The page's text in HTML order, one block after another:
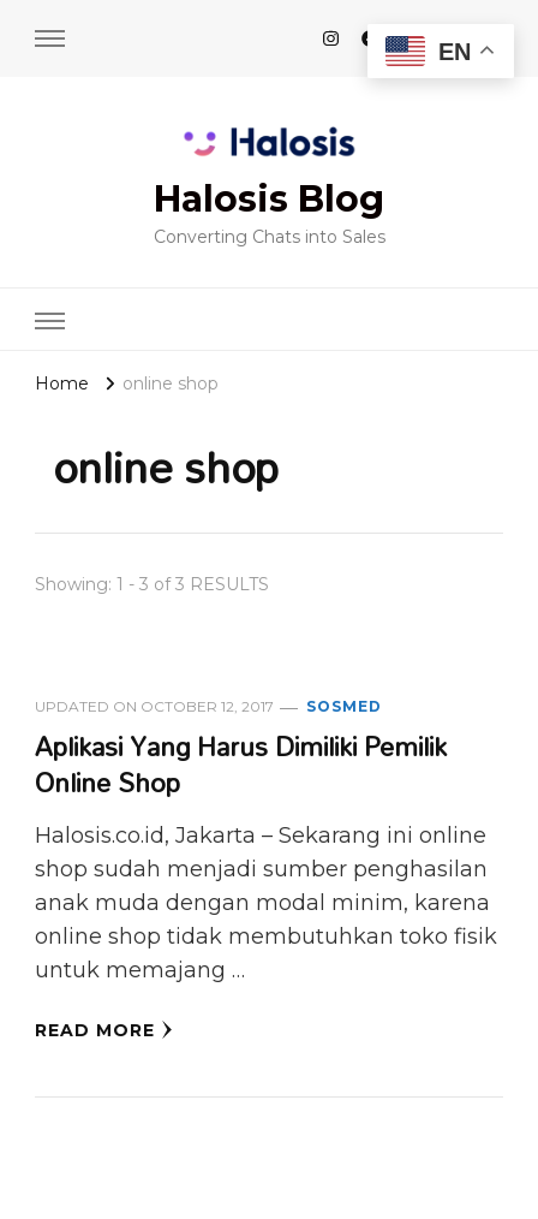
Halosis Blog
Converting Chats into Sales
Home online shop
online shop
Showing: 1 - 3 of 3 RESULTS
UPDATED ON OCTOBER 12, 2017 SOSMED
Aplikasi Yang Harus Dimiliki Pemilik
Online Shop
Halosis.co.id, Jakarta – Sekarang ini online
shop sudah menjadi sumber penghasilan
anak muda dengan modal minim, karena
online shop tidak membutuhkan toko fisik
untuk memajang …
READ MORE
EN